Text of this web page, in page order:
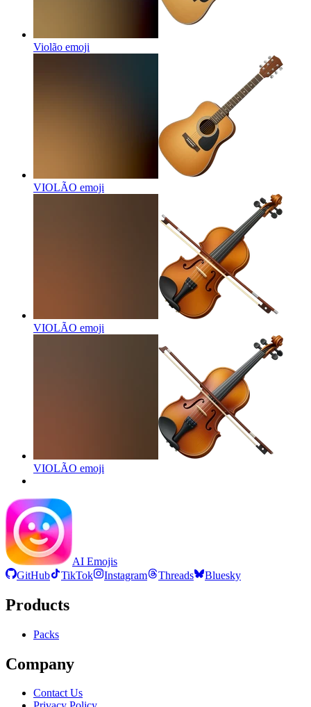
Violão emoji
VIOLÃO emoji
VIOLÃO emoji
VIOLÃO emoji
AI Emojis
GitHub
TikTok Instagram Threads Bluesky
Products
Packs
Company
Contact Us